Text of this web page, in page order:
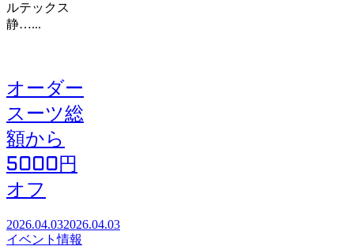
ルテックス
静…...
オーダー
スーツ総
額から
5000円
オフ
2026.04.032026.04.03
イベント情報